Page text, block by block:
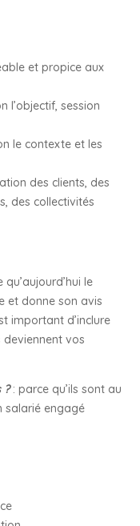
et propice aux
l’objectif, session
le contexte et les
des clients, des
des collectivités
qu’aujourd’hui le
et donne son avis
important d’inclure
deviennent vos
?: parce qu’ils sont au
salarié engagé